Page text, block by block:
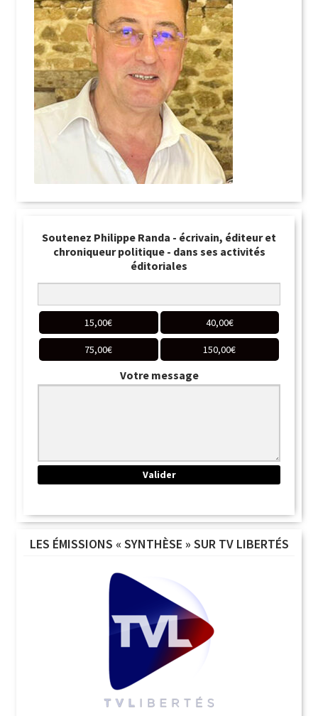
Soutenez Philippe Randa - écrivain, éditeur et
chroniqueur politique - dans ses activités
éditoriales
15,00€ 40,00€
75,00€ 150,00€
Votre message
LES ÉMISSIONS « SYNTHÈSE » SUR TV LIBERTÉS